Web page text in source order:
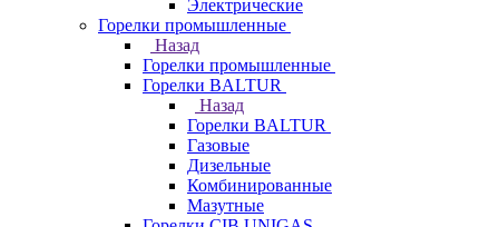
Электрические
Горелки промышленные
Назад
Горелки промышленные
Горелки BALTUR
Назад
Горелки BALTUR
Газовые
Дизельные
Комбинированные
Мазутные